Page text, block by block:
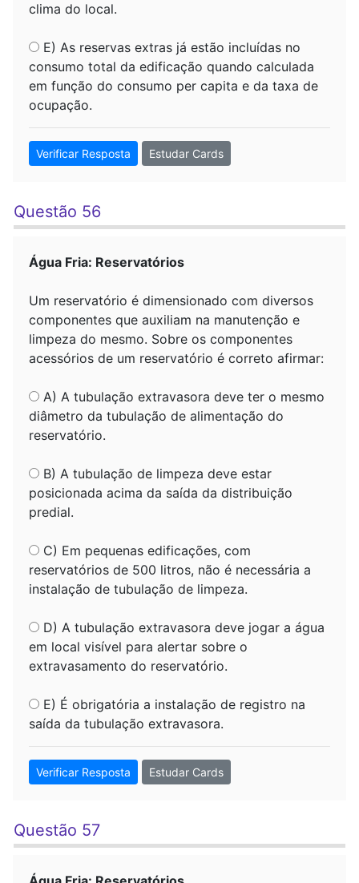
clima do local.
E) As reservas extras já estão incluídas no
consumo total da edificação quando calculada
em função do consumo per capita e da taxa de
ocupação.
Verificar Resposta Estudar Cards
Questão 56
Água Fria: Reservatórios
Um reservatório é dimensionado com diversos
componentes que auxiliam na manutenção e
limpeza do mesmo. Sobre os componentes
acessórios de um reservatório é correto afirmar:
A) A tubulação extravasora deve ter o mesmo
diâmetro da tubulação de alimentação do
reservatório.
B) A tubulação de limpeza deve estar
posicionada acima da saída da distribuição
predial.
C) Em pequenas edificações, com
reservatórios de 500 litros, não é necessária a
instalação de tubulação de limpeza.
D) A tubulação extravasora deve jogar a água
em local visível para alertar sobre o
extravasamento do reservatório.
E) É obrigatória a instalação de registro na
saída da tubulação extravasora.
Verificar Resposta Estudar Cards
Questão 57